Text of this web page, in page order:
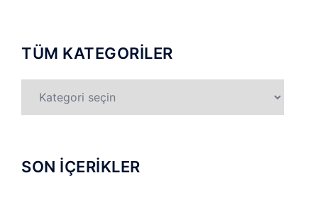
TÜM KATEGORİLER
KATEGORİLER
SON İÇERİKLER